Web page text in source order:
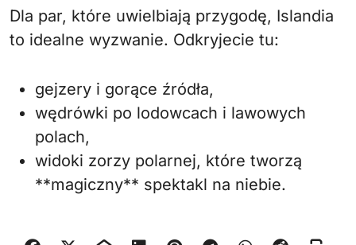
Dla par, które uwielbiają przygodę, Islandia
to idealne wyzwanie. Odkryjecie tu:
gejzery i gorące źródła,
wędrówki po lodowcach i lawowych
polach,
widoki zorzy polarnej, które tworzą
**magiczny** spektakl na niebie.